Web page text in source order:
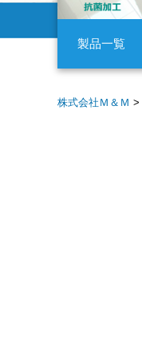
製品一覧
株式会社Ｍ＆Ｍ >